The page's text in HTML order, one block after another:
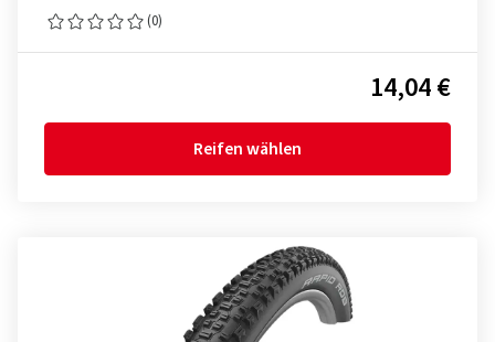
(0)
14,04 €
Reifen wählen